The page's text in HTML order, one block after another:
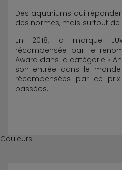
Des aquariums qui
des normes, mais surtout de
En 2018, la marque
récompensée par le
Award dans la catégorie «
son entrée dans le
récompensées par ce
passées.
Couleurs :